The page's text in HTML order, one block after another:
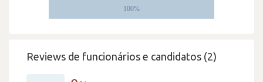
Reviews de funcionários e candidatos (2)